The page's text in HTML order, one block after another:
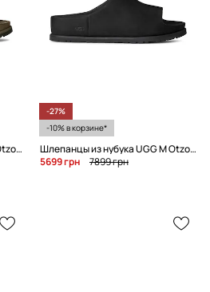
Шлепанцы из нубука UGG M Otzo Slide
-27%
-10% в корзине*
Шлепанцы из нубука UGG M Otzo Slide
5699 грн
7899 грн